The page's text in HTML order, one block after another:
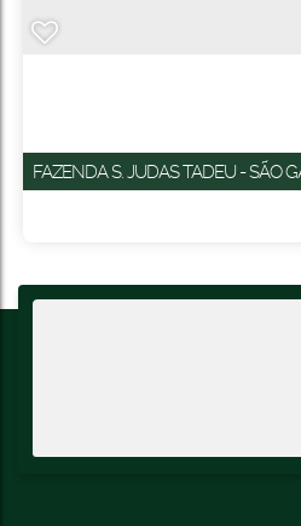
FAZENDA S. JUDAS TADEU - SÃO